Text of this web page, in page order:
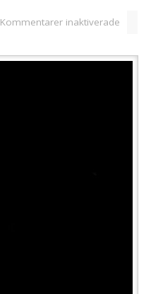
Kommentarer inaktiverade